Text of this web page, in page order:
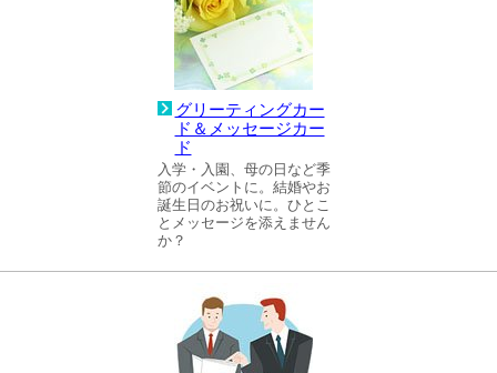
グリーティングカー
ド＆メッセージカー
ド
入学・入園、母の日など季
節のイベントに。結婚やお
誕生日のお祝いに。ひとこ
とメッセージを添えません
か？